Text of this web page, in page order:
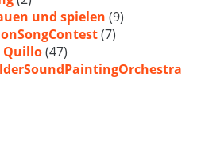
und spielen (9)
(7)
Quillo(47)